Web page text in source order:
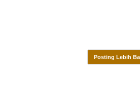
Posting Lebih